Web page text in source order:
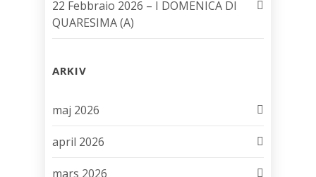
22 Febbraio 2026 – I DOMENICA DI
QUARESIMA (A)
ARKIV
maj 2026
april 2026
mars 2026